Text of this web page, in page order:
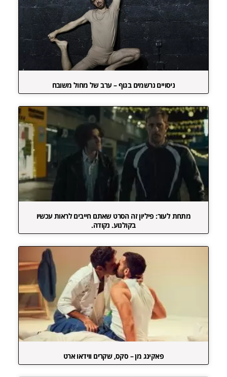
ניסויים נרשמים בגוף – ערב של מחול משובח
מתחת לעור: פיליון זה הסרט שאתם חייבים לראות עכשיו
בקולנוע. נקודה.
פאקינג מן – סקס, שקרים ווידאו ארט